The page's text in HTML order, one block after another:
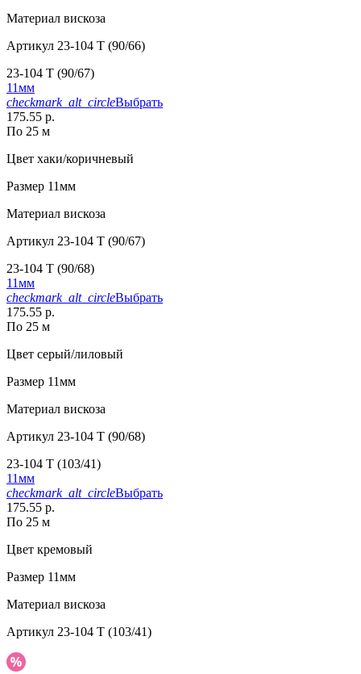
Материал вискоза
Артикул 23-104 T (90/66)
23-104 T (90/67)
11мм
checkmark_alt_circleВыбрать
175.55 р.
По 25 м
Цвет хаки/коричневый
Размер 11мм
Материал вискоза
Артикул 23-104 T (90/67)
23-104 T (90/68)
11мм
checkmark_alt_circleВыбрать
175.55 р.
По 25 м
Цвет серый/лиловый
Размер 11мм
Материал вискоза
Артикул 23-104 T (90/68)
23-104 T (103/41)
11мм
checkmark_alt_circleВыбрать
175.55 р.
По 25 м
Цвет кремовый
Размер 11мм
Материал вискоза
Артикул 23-104 T (103/41)